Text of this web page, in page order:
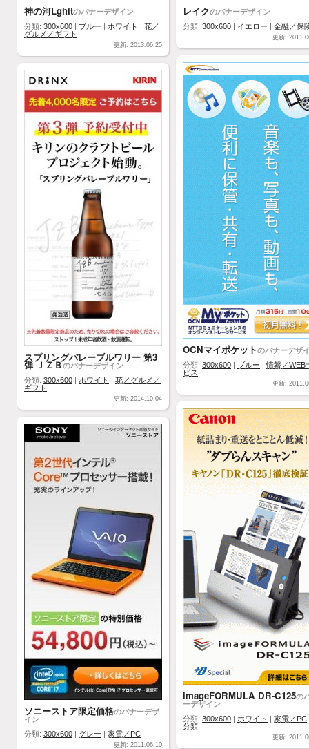
神の河Lghitのバナーデザイン
分類: 300x600 | ブルー | ホワイト | 花／
グルメ／ギフト
更新: 2013.06.25
レイクのバナーデザイン
分類: 300x600 | イエロー | 金融／保
更新:
OCNマイポケットのバナーデザ
分類: 300x600 | ブルー |情報／WEB
ビス
更新:
スプリングバレーブルワリー 第3
弾 ＪＺＢのバナーデザイン
分類: 300x600 | ホワイト | 花／グルメ／
ギフト
更新: 2014.10.04
imageFORMULA DR-C125の
ーデザイン
分類: 300x600 | ホワイト | 家電／PC
分類
更新:
ソニーストア限定価格のバナーデザ
イン
分類: 300x600 | グレー | 家電／PC
更新: 2011.06.10